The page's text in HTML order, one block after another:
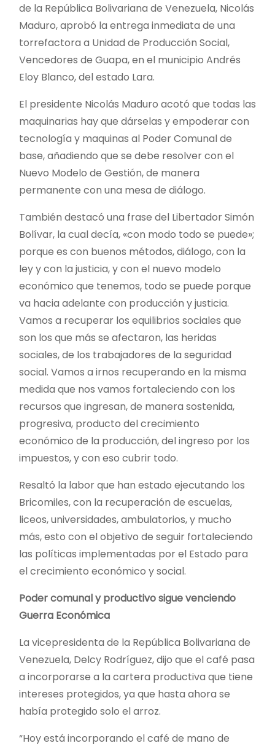
de la República Bolivariana de Venezuela, Nicolás
Maduro, aprobó la entrega inmediata de una
torrefactora a Unidad de Producción Social,
Vencedores de Guapa, en el municipio Andrés
Eloy Blanco, del estado Lara.
El presidente Nicolás Maduro acotó que todas las
maquinarias hay que dárselas y empoderar con
tecnología y maquinas al Poder Comunal de
base, añadiendo que se debe resolver con el
Nuevo Modelo de Gestión, de manera
permanente con una mesa de diálogo.
También destacó una frase del Libertador Simón
Bolívar, la cual decía, «con modo todo se puede»;
porque es con buenos métodos, diálogo, con la
ley y con la justicia, y con el nuevo modelo
económico que tenemos, todo se puede porque
va hacia adelante con producción y justicia.
Vamos a recuperar los equilibrios sociales que
son los que más se afectaron, las heridas
sociales, de los trabajadores de la seguridad
social. Vamos a irnos recuperando en la misma
medida que nos vamos fortaleciendo con los
recursos que ingresan, de manera sostenida,
progresiva, producto del crecimiento
económico de la producción, del ingreso por los
impuestos, y con eso cubrir todo.
Resaltó la labor que han estado ejecutando los
Bricomiles, con la recuperación de escuelas,
liceos, universidades, ambulatorios, y mucho
más, esto con el objetivo de seguir fortaleciendo
las políticas implementadas por el Estado para
el crecimiento económico y social.
Poder comunal y productivo sigue venciendo
Guerra Económica
La vicepresidenta de la República Bolivariana de
Venezuela, Delcy Rodríguez, dijo que el café pasa
a incorporarse a la cartera productiva que tiene
intereses protegidos, ya que hasta ahora se
había protegido solo el arroz.
“Hoy está incorporando el café de mano de